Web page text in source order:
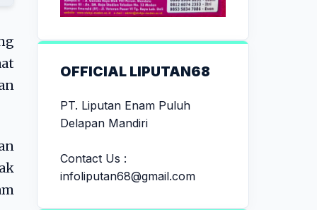
OFFICIAL LIPUTAN68
PT. Liputan Enam Puluh
Delapan Mandiri
Contact Us :
infoliputan68@gmail.com